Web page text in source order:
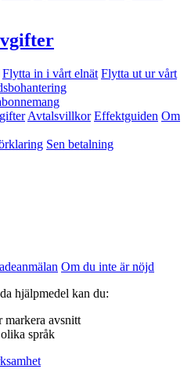
Flytta in i vårt elnät Flytta ut ur vårt
Avtalsvillkor Effektguiden Om
Sen betalning
Om du inte är nöjd
hjälpmedel kan du:
markera avsnitt
språk